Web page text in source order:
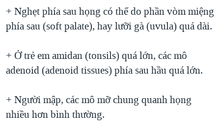
+ Nghẹt phía sau họng có thể do phần vòm miệng
phía sau (soft palate), hay lưỡi gà (uvula) quá dài.
+ Ở trẻ em amidan (tonsils) quá lớn, các mô
adenoid (adenoid tissues) phía sau hầu quá lớn.
+ Người mập, các mô mỡ chung quanh họng
nhiều hơn bình thường.